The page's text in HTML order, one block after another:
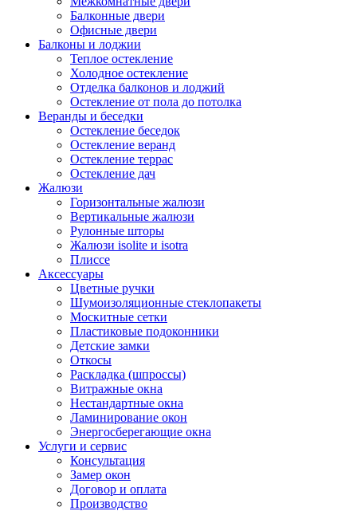
Балконные двери
Офисные двери
Балконы и лоджии
Теплое остекление
Холодное остекление
Отделка балконов и лоджий
Остекление от пола до потолка
Веранды и беседки
Остекление беседок
Остекление веранд
Остекление террас
Остекление дач
Жалюзи
Горизонтальные жалюзи
Вертикальные жалюзи
Рулонные шторы
Жалюзи isolite и isotra
Плиссе
Аксессуары
Цветные ручки
Шумоизоляционные стеклопакеты
Москитные сетки
Пластиковые подоконники
Детские замки
Откосы
Раскладка (шпроссы)
Витражные окна
Нестандартные окна
Ламинирование окон
Энергосберегающие окна
Услуги и сервис
Консультация
Замер окон
Договор и оплата
Производство